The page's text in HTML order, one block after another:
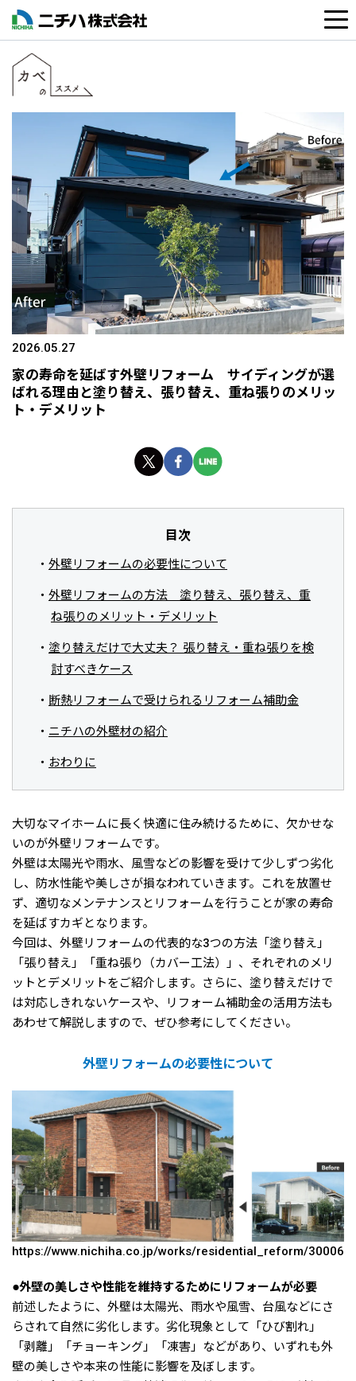
2026.05.27
家の寿命を延ばす外壁リフォーム サイディングが選
ばれる理由と塗り替え、張り替え、重ね張りのメリッ
ト・デメリット
目次
外壁リフォームの必要性について
外壁リフォームの方法 塗り替え、張り替え、重
ね張りのメリット・デメリット
塗り替えだけで大丈夫？ 張り替え・重ね張りを検
討すべきケース
断熱リフォームで受けられるリフォーム補助金
ニチハの外壁材の紹介
おわりに
大切なマイホームに長く快適に住み続けるために、欠かせな
いのが外壁リフォームです。
外壁は太陽光や雨水、風雪などの影響を受けて少しずつ劣化
し、防水性能や美しさが損なわれていきます。これを放置せ
ず、適切なメンテナンスとリフォームを行うことが家の寿命
を延ばすカギとなります。
今回は、外壁リフォームの代表的な3つの方法「塗り替え」
「張り替え」「重ね張り（カバー工法）」、それぞれのメリ
ットとデメリットをご紹介します。さらに、塗り替えだけで
は対応しきれないケースや、リフォーム補助金の活用方法も
あわせて解説しますので、ぜひ参考にしてください。
外壁リフォームの必要性について
https://www.nichiha.co.jp/works/residential_reform/30006
●外壁の美しさや性能を維持するためにリフォームが必要
前述したように、外壁は太陽光、雨水や風雪、台風などにさ
らされて自然に劣化します。劣化現象として「ひび割れ」
「剥離」「チョーキング」「凍害」などがあり、いずれも外
壁の美しさや本来の性能に影響を及ぼします。